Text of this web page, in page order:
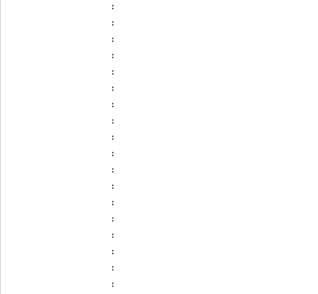
:
:
:
:
:
:
:
:
:
:
:
:
:
:
:
:
:
: